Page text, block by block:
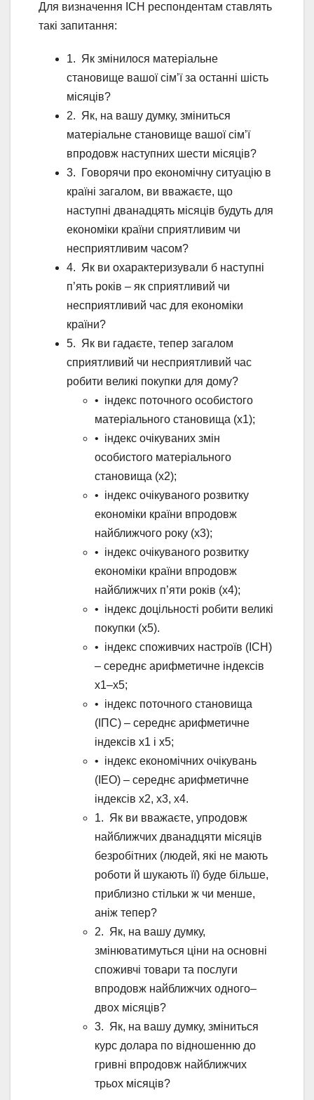
Для визначення ІСН респондентам ставлять
такі запитання:
1. Як змінилося матеріальне
становище вашої сім’ї за останні шість
місяців?
2. Як, на вашу думку, зміниться
матеріальне становище вашої сім’ї
впродовж наступних шести місяців?
3. Говорячи про економічну ситуацію в
країні загалом, ви вважаєте, що
наступні дванадцять місяців будуть для
економіки країни сприятливим чи
несприятливим часом?
4. Як ви охарактеризували б наступні
п’ять років – як сприятливий чи
несприятливий час для економіки
країни?
5. Як ви гадаєте, тепер загалом
сприятливий чи несприятливий час
робити великі покупки для дому?
• індекс поточного особистого
матеріального становища (х1);
• індекс очікуваних змін
особистого матеріального
становища (х2);
• індекс очікуваного розвитку
економіки країни впродовж
найближчого року (х3);
• індекс очікуваного розвитку
економіки країни впродовж
найближчих п’яти років (х4);
• індекс доцільності робити великі
покупки (х5).
• індекс споживчих настроїв (ІСН)
– середнє арифметичне індексів
х1–х5;
• індекс поточного становища
(ІПС) – середнє арифметичне
індексів х1 і х5;
• індекс економічних очікувань
(ІЕО) – середнє арифметичне
індексів х2, х3, х4.
1. Як ви вважаєте, упродовж
найближчих дванадцяти місяців
безробітних (людей, які не мають
роботи й шукають її) буде більше,
приблизно стільки ж чи менше,
аніж тепер?
2. Як, на вашу думку,
змінюватимуться ціни на основні
споживчі товари та послуги
впродовж найближчих одного–
двох місяців?
3. Як, на вашу думку, зміниться
курс долара по відношенню до
гривні впродовж найближчих
трьох місяців?